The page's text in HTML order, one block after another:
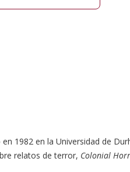
1982 en la Universidad de
relatos de terror, Colonial